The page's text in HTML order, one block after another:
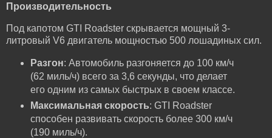
Производительность
Под капотом GTI Roadster скрывается мощный 3-
литровый V6 двигатель мощностью 500 лошадиных сил.
Разгон: Автомобиль разгоняется до 100 км/ч
(62 миль/ч) всего за 3,6 секунды, что делает
его одним из самых быстрых в своем классе.
Максимальная скорость: GTI Roadster
способен развивать скорость более 300 км/ч
(190 миль/ч).